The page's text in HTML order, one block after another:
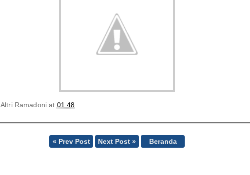
Altri Ramadoni at 01.48
« Prev Post Next Post » Beranda